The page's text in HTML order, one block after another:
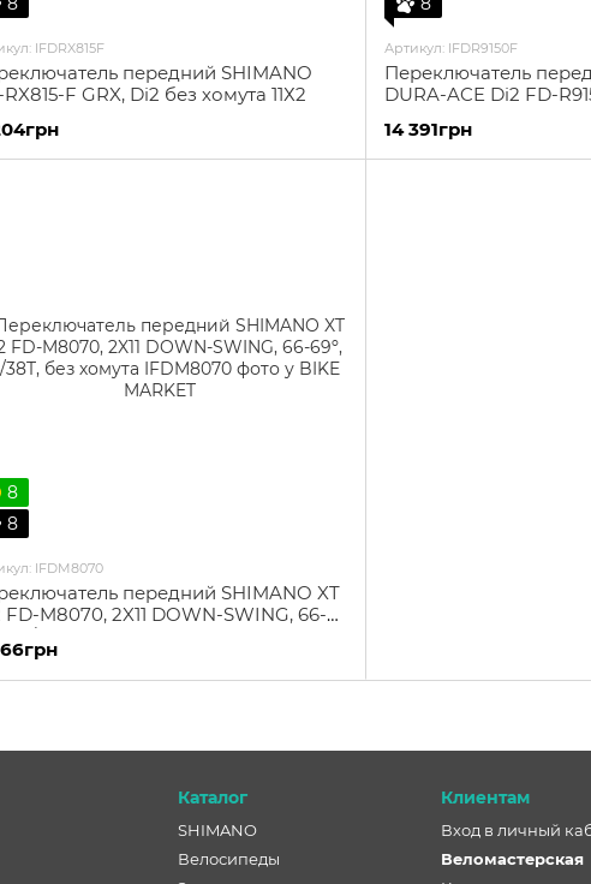
IFDRX815F
передний SHIMANO
F GRX, Di2 без хомута 11Х2
Артикул: IFDR9150F
Переключатель
DURA-ACE Di2 FD-
14 391грн
8
8
IFDM8070
передний SHIMANO XT
FD-M8070, 2X11 DOWN-SWING, 66-
34/38T, без хомута
Каталог
SHIMANO
Велосипеды
Клиентам
Вход в личный
Веломастерская